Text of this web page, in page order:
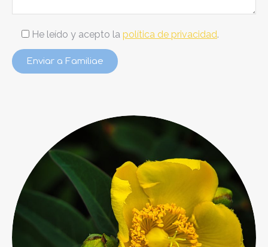
He leído y acepto la política de privacidad.